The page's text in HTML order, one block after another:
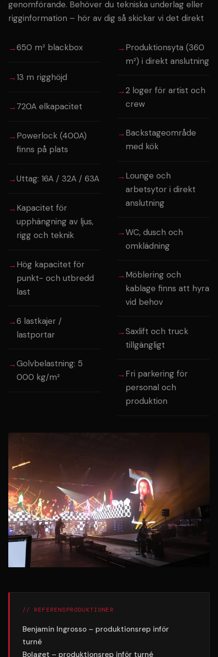
genomförande. Behöver du tekniska underlag eller
rigginformation – hör av dig så skickar vi det direkt
650 m² blackbox
13 m rigghöjd
720A elkapacitet
Powerlock (400A)
finns på plats
Uttag: 16A / 32A / 63A
Kapacitet för
upphängning av ljus,
rigg och teknik
Hög kapacitet för
punkt- och utbredd
last
6 lastkajer /
lastportar
Golvbelastning: 5
000 kg/m²
Produktionsyta (360
m²) i direkt anslutning
2 loger för artist och
crew
Backstageområde
med kök
Lounge och
arbetsytor i direkt
anslutning
WC, dusch och
omklädning
Möblering och
kablage finns att hyra
vid behov
Saxlift och truck
tillgängligt
Fri parkering för
personal och
produktion
// REFERENSPRODUKTIONER
Benjamin Ingrosso – produktionsrep inför
turné
Bolaget – produktionsrep inför turné